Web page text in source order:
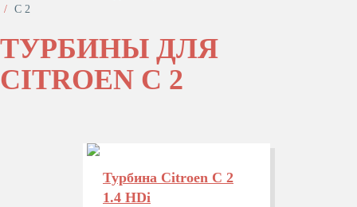
C 2
ТУРБИНЫ ДЛЯ
CITROEN C 2
Турбина Citroen C 2
1.4 HDi